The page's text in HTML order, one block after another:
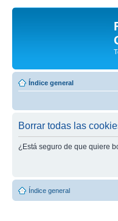
Índice general
Borrar todas las
¿Está seguro de que quiere
Índice general